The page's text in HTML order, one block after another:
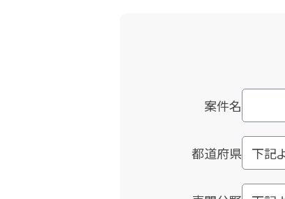
案件名
都道府県